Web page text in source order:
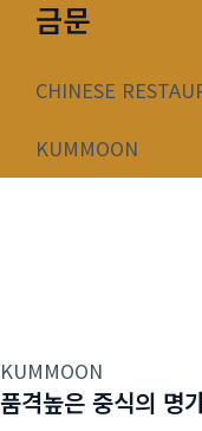
너
금문
CHINESE
KUMMOON
KUMMOON
품격높은 중식의 명